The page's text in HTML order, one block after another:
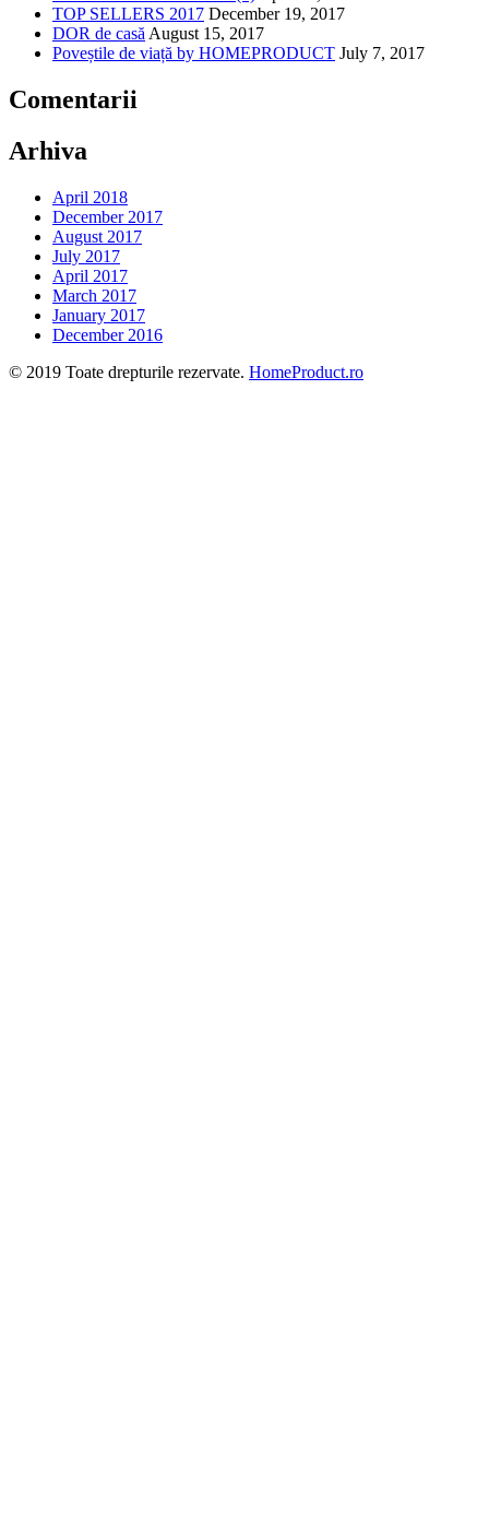
TOP SELLERS 2017 December 19, 2017
DOR de casă August 15, 2017
Poveștile de viață by HOMEPRODUCT July 7, 2017
Comentarii
Arhiva
April 2018
December 2017
August 2017
July 2017
April 2017
March 2017
January 2017
December 2016
© 2019 Toate drepturile rezervate. HomeProduct.ro